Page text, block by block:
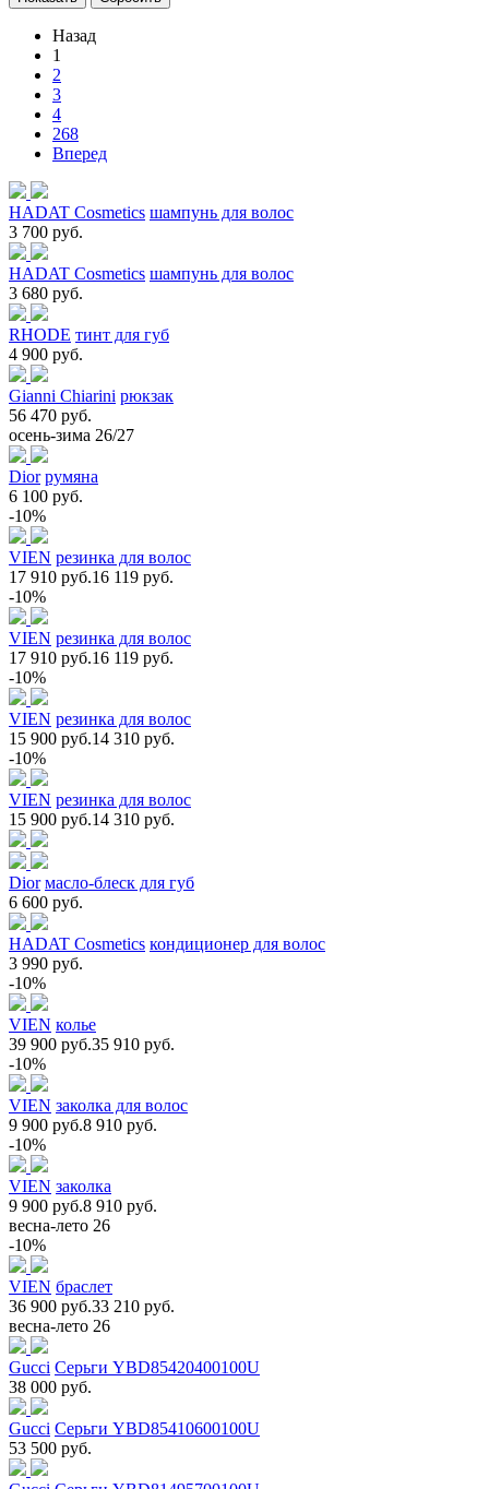
Назад
1
2
3
4
268
Вперед
HADAT Cosmetics шампунь для волос
3 700 руб.
HADAT Cosmetics шампунь для волос
3 680 руб.
RHODE тинт для губ
4 900 руб.
Gianni Chiarini рюкзак
56 470 руб.
осень-зима 26/27
Dior румяна
6 100 руб.
-10%
VIEN резинка для волос
17 910 руб.16 119 руб.
-10%
VIEN резинка для волос
17 910 руб.16 119 руб.
-10%
VIEN резинка для волос
15 900 руб.14 310 руб.
-10%
VIEN резинка для волос
15 900 руб.14 310 руб.
Dior масло-блеск для губ
6 600 руб.
HADAT Cosmetics кондиционер для волос
3 990 руб.
-10%
VIEN колье
39 900 руб.35 910 руб.
-10%
VIEN заколка для волос
9 900 руб.8 910 руб.
-10%
VIEN заколка
9 900 руб.8 910 руб.
весна-лето 26
-10%
VIEN браслет
36 900 руб.33 210 руб.
весна-лето 26
Gucci Серьги YBD85420400100U
38 000 руб.
Gucci Серьги YBD85410600100U
53 500 руб.